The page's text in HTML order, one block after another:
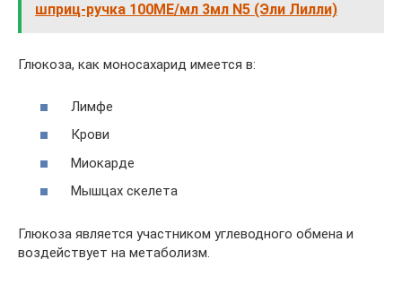
шприц-ручка 100МЕ/мл 3мл N5 (Эли Лилли)
Глюкоза, как моносахарид имеется в:
Лимфе
Крови
Миокарде
Мышцах скелета
Глюкоза является участником углеводного обмена и
воздействует на метаболизм.